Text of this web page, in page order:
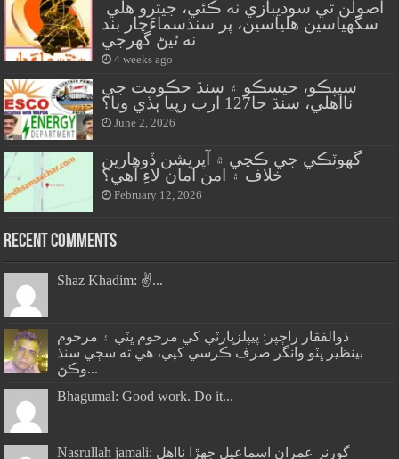
سگهياسين هلياسين، پر سنڌسماءَچار بند
نه ٿيڻ گهرجي
4 weeks ago
سيپڪو، حيسڪو ۽ سنڌ حڪومت جي
نااهلي، سنڌ جا127 ارب رپيا ٻڏي ويا؟
June 2, 2026
گهوٽڪي جي ڪچي ۾ آپريشن ڏوهارين
خلاف ۽ امن امان لاءِ آهي؟
February 12, 2026
Recent Comments
Shaz Khadim: ✌️...
ذوالفقار راڄپر: پيپلزپارٽي کي مرحوم ڀٽي ۽ مرحوم
بينظير ڀٽو وانگر صرف ڪرسي کپي، هي ته سڄي سنڌ
وڪڻ...
Bhagumal: Good work. Do it...
Nasrullah jamali: گورنر عمران اسماعيل جھڙا نااهل